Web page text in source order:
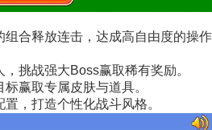
合释放连击，达成高自由度的操作
挑战强大Boss赢取稀有奖励。
赢取专属皮肤与道具。
，打造个性化战斗风格。